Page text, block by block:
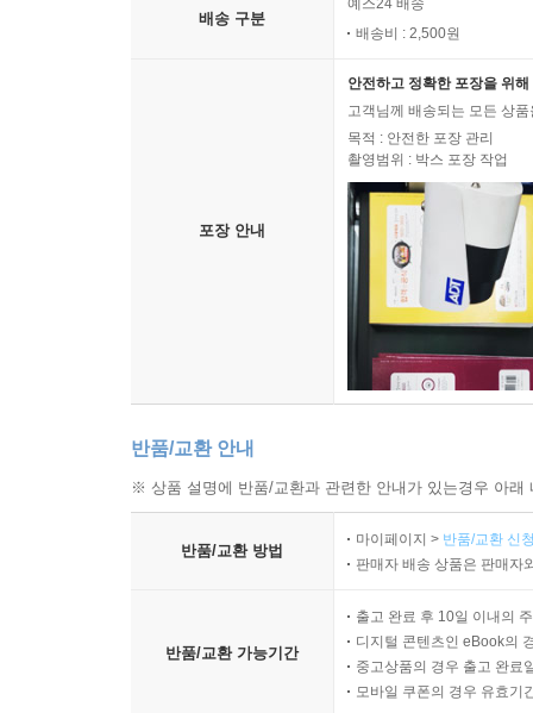
배송 구분
예스24 배송
배송비 : 2,500원
포장 안내
안전하고 정확한 포장을 위
고객님께 배송되는 모든 상
목적 : 안전한 포장 관리
촬영범위 : 박스 포장 작업
반품/교환 안내
※ 상품 설명에 반품/교환과 관련한 안내가 있는경우 아
반품/교환 방법
마이페이지 > 반품/교환 신
판매자 배송 상품은 판매자
반품/교환 가능기간
출고 완료 후 10일 이내의
디지털 콘텐츠인 eBook의
중고상품의 경우 출고 완료
모바일 쿠폰의 경우 유효기